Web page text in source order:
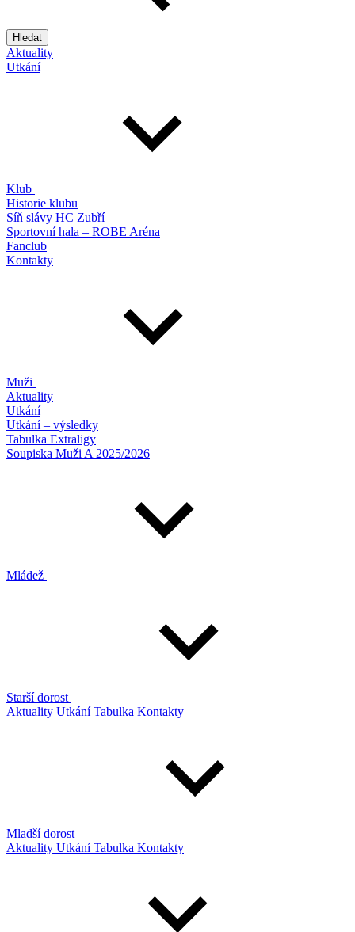
Hledat
Aktuality
Utkání
Klub
Historie klubu
Síň slávy HC Zubří
Sportovní hala – ROBE Aréna
Fanclub
Kontakty
Muži
Aktuality
Utkání
Utkání – výsledky
Tabulka Extraligy
Soupiska Muži A 2025/2026
Mládež
Starší dorost
Aktuality UtkáníTabulka Kontakty
Mladší dorost
Aktuality UtkáníTabulka Kontakty